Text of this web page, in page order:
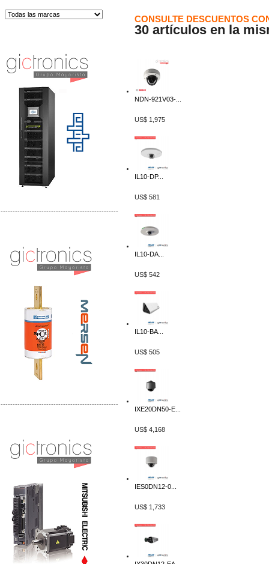
-------------------------------------------------
-------------------------------------------------
CONSULTE DESCUENTOS
30 artículos en la
NDN-921V03-...
US$ 1,975
IL10-DP...
US$ 581
IL10-DA...
US$ 542
IL10-BA...
US$ 505
IXE20DN50-E...
US$ 4,168
IES0DN12-0...
US$ 1,733